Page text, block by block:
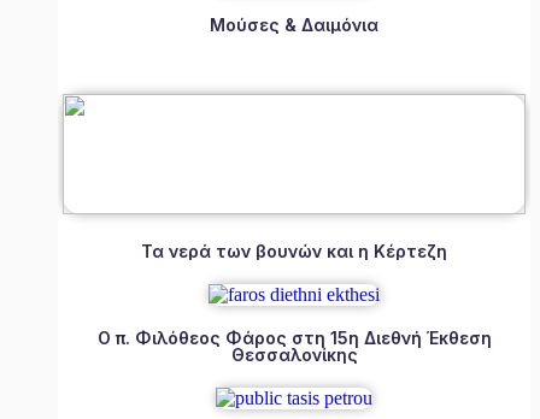
Μούσες & Δαιμόνια
Τα νερά των βουνών και η Κέρτεζη
Ο π. Φιλόθεος Φάρος στη 15η Διεθνή Έκθεση
Θεσσαλονίκης